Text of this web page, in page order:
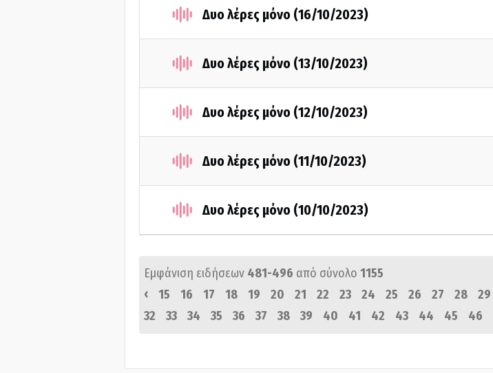
Δυο λέρες μόνο (16/10/2023)
Δυο λέρες μόνο (13/10/2023)
Δυο λέρες μόνο (12/10/2023)
Δυο λέρες μόνο (11/10/2023)
Δυο λέρες μόνο (10/10/2023)
Εμφάνιση ειδήσεων 481-496 από σύνολο 1155
‹
15 16 17 18 19 20 21 22 23 24 25 26 27 28 29
32
33 34 35 36 37 38 39 40 41 42 43 44 45 46